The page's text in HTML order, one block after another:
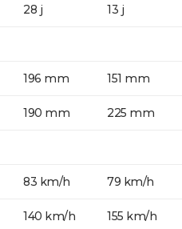
28 j 13 j
196 mm 151 mm
190 mm 225 mm
83 km/h 79 km/h
140 km/h 155 km/h